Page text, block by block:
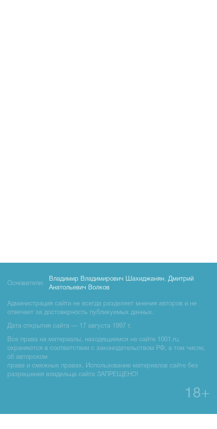
Основатели:
Владимир Владимирович Шахиджанян, Дмитрий
Анатольевич Волков
Администрация сайта не всегда разделяет мнения авторов и не
отвечает за достоверность публикуемых данных.
Дата открытия сайта — 17 августа 1997 г.
Все права на материалы, находящиемся на сайте 1001.ru,
охраняются в соответствии с законодательством РФ, в том числе,
об авторском
праве и смежных правах. Использование материалов сайте без
разрешения владельца сайта ЗАПРЕЩЕНО!
18+